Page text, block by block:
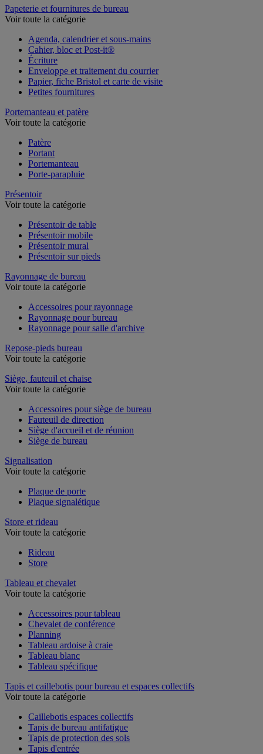
Papeterie et fournitures de bureau
Voir toute la catégorie
Agenda, calendrier et sous-mains
Cahier, bloc et Post-it®
Écriture
Enveloppe et traitement du courrier
Papier, fiche Bristol et carte de visite
Petites fournitures
Portemanteau et patère
Voir toute la catégorie
Patère
Portant
Portemanteau
Porte-parapluie
Présentoir
Voir toute la catégorie
Présentoir de table
Présentoir mobile
Présentoir mural
Présentoir sur pieds
Rayonnage de bureau
Voir toute la catégorie
Accessoires pour rayonnage
Rayonnage pour bureau
Rayonnage pour salle d'archive
Repose-pieds bureau
Voir toute la catégorie
Siège, fauteuil et chaise
Voir toute la catégorie
Accessoires pour siège de bureau
Fauteuil de direction
Siège d'accueil et de réunion
Siège de bureau
Signalisation
Voir toute la catégorie
Plaque de porte
Plaque signalétique
Store et rideau
Voir toute la catégorie
Rideau
Store
Tableau et chevalet
Voir toute la catégorie
Accessoires pour tableau
Chevalet de conférence
Planning
Tableau ardoise à craie
Tableau blanc
Tableau spécifique
Tapis et caillebotis pour bureau et espaces collectifs
Voir toute la catégorie
Caillebotis espaces collectifs
Tapis de bureau antifatigue
Tapis de protection des sols
Tapis d'entrée